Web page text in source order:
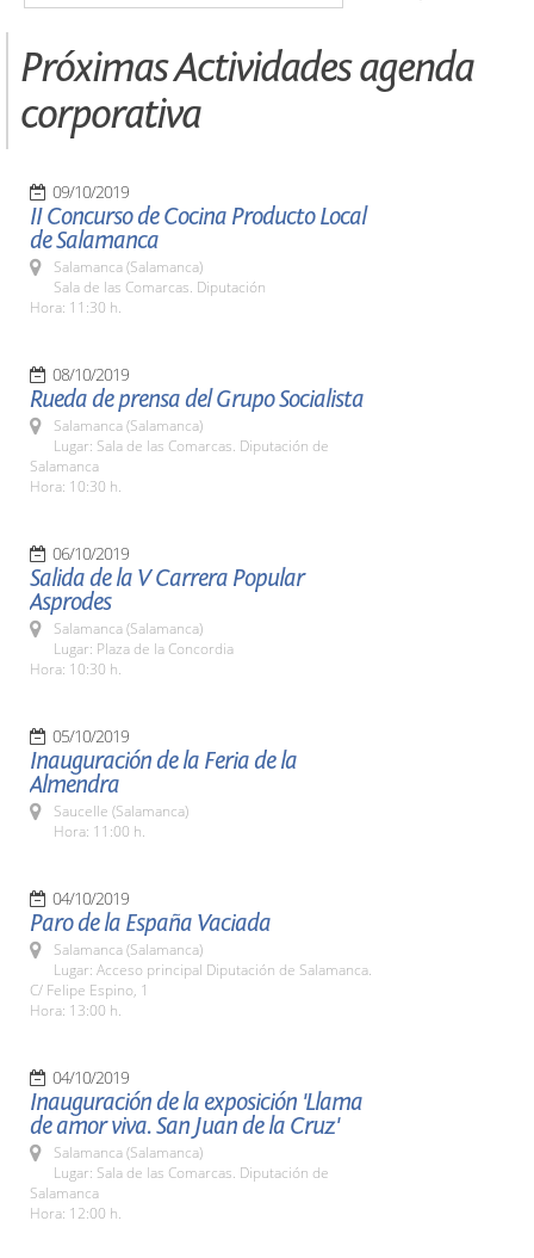
Próximas Actividades agenda
corporativa
09/10/2019
II Concurso de Cocina Producto Local
de Salamanca
Salamanca (Salamanca)
Sala de las Comarcas. Diputación
Hora: 11:30 h.
08/10/2019
Rueda de prensa del Grupo Socialista
Salamanca (Salamanca)
Lugar: Sala de las Comarcas. Diputación de
Salamanca
Hora: 10:30 h.
06/10/2019
Salida de la V Carrera Popular
Asprodes
Salamanca (Salamanca)
Lugar: Plaza de la Concordia
Hora: 10:30 h.
05/10/2019
Inauguración de la Feria de la
Almendra
Saucelle (Salamanca)
Hora: 11:00 h.
04/10/2019
Paro de la España Vaciada
Salamanca (Salamanca)
Lugar: Acceso principal Diputación de Salamanca.
C/ Felipe Espino, 1
Hora: 13:00 h.
04/10/2019
Inauguración de la exposición 'Llama
de amor viva. San Juan de la Cruz'
Salamanca (Salamanca)
Lugar: Sala de las Comarcas. Diputación de
Salamanca
Hora: 12:00 h.